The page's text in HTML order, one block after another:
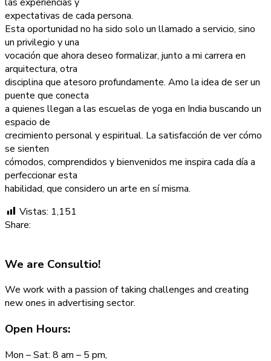
expectativas de cada persona.
Esta oportunidad no ha sido solo un llamado a servicio, sino
un privilegio y una
vocación que ahora deseo formalizar, junto a mi carrera en
arquitectura, otra
disciplina que atesoro profundamente. Amo la idea de ser un
puente que conecta
a quienes llegan a las escuelas de yoga en India buscando un
espacio de
crecimiento personal y espiritual. La satisfacción de ver cómo
se sienten
cómodos, comprendidos y bienvenidos me inspira cada día a
perfeccionar esta
habilidad, que considero un arte en sí misma.
Vistas: 1,151
Share:
We are Consultio!
We work with a passion of taking challenges and creating
new ones in advertising sector.
Open Hours:
Mon – Sat: 8 am – 5 pm,